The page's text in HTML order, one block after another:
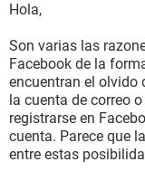
Hola,
Son varias las
Facebook de la
encuentran el olvido
la cuenta de correo
registrarse en
cuenta. Parece que
entre estas